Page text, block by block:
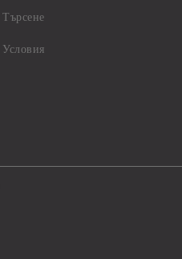
Търсене
Условия